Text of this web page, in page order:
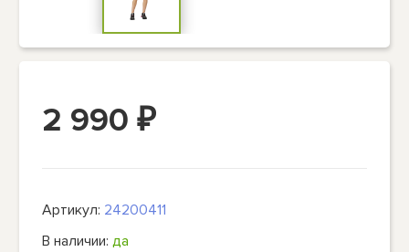
2 990₽
Артикул: 24200411
В наличии:да